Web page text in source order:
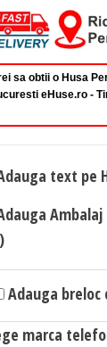
sa obtii o Husa
eHuse.ro -
text pe
Ambalaj
Adauga breloc
marca